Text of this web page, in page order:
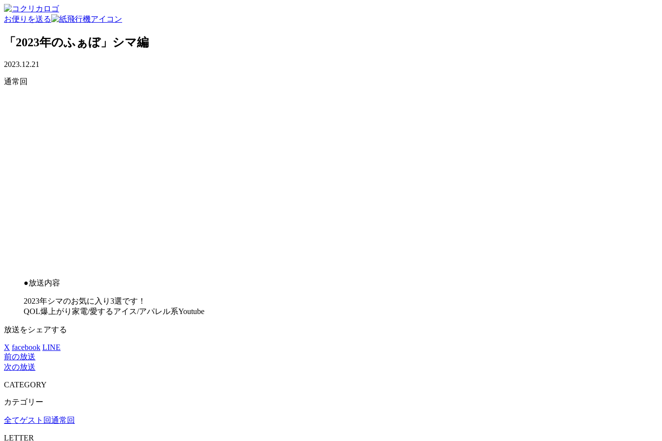
お便りを送る
「2023年のふぁぼ」シマ編
2023.12.21
通常回
●放送内容
2023年シマのお気に入り3選です！
QOL爆上がり家電/愛するアイス/アパレル系Youtube
放送をシェアする
X facebook LINE
前の放送
次の放送
CATEGORY
カテゴリー
全てゲスト回通常回
LETTER